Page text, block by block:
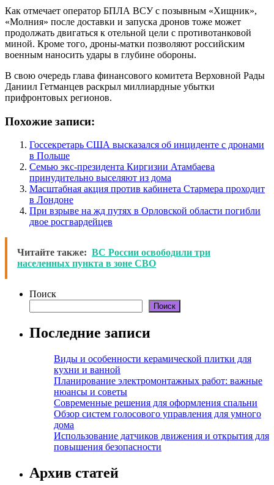
Как отмечает оператор БПЛА ВСУ с позывным «Хищник»,
«Молния» после доставки и запуска дронов тоже может
продолжать двигаться к отельной цели с противотанковой
миной. Кроме того, дроны-матки позволяют российским
военным наносить удары в глубине обороны.
В свою очередь глава финансового комитета Верховной Рады
Даниил Гетманцев раскрыл миллиардные убытки
прифронтовых регионов.
Похожие записи:
Госсекретарь США высказался об инциденте с дронами
в Польше
Семью экс-президента Киргизии Атамбаева
принудительно выселяют из дома
Масштабная акция против кабинета Стармера проходит
в Лондоне
При взрыве на жд путях в Орловской области погибли
двое росгвардейцев
Читайте также: ВС России освободили три
населенных пункта в зоне СВО
Поиск
Поиск
Последние записи
Виды и особенности керамической плитки для
кухни и ванной
Планирование электромонтажных работ: важные
нюансы и советы
Современные решения для оформления спальни
Обзор систем голосового управления для умного
дома
Использование датчиков движения и открытия для
повышения безопасности
Архив статей